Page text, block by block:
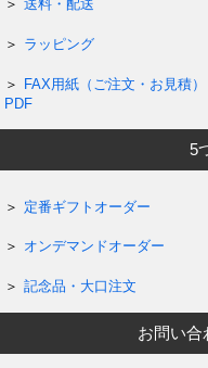
送料・配送
ラッピング
FAX用紙（ご注文・お見積）
PDF
5
定番ギフトオーダー
オンデマンドオーダー
記念品・大口注文
お問い合